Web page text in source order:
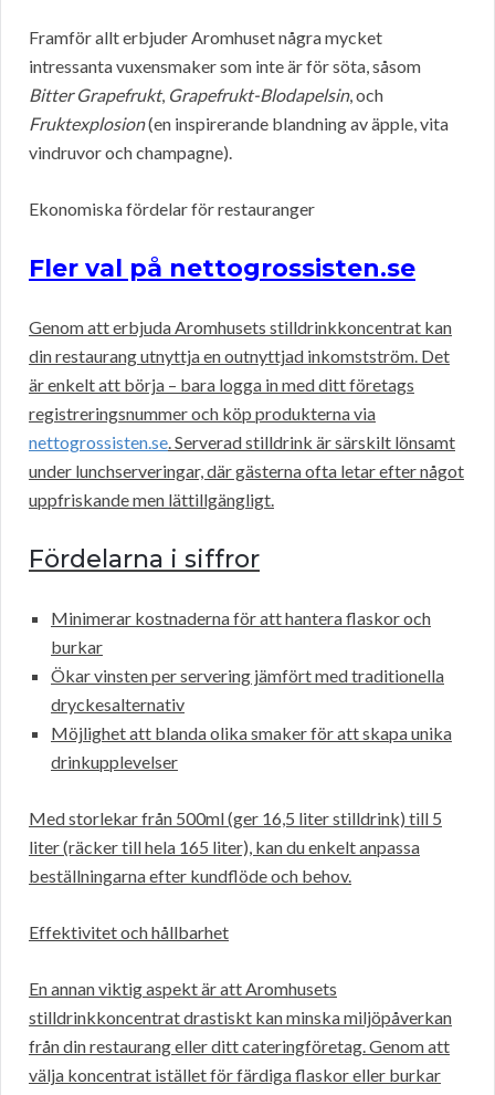
Framför allt erbjuder Aromhuset några mycket
intressanta vuxensmaker som inte är för söta, såsom
Bitter Grapefrukt, Grapefrukt-Blodapelsin, och
Fruktexplosion(en inspirerande blandning av äpple, vita
vindruvor och champagne).
Ekonomiska fördelar för restauranger
Fler val på nettogrossisten.se
Genom att erbjuda Aromhusets stilldrinkkoncentrat kan
din restaurang utnyttja en outnyttjad inkomstström. Det
är enkelt att börja – bara logga in med ditt företags
registreringsnummer och köp produkterna via
nettogrossisten.se. Serverad stilldrink är särskilt lönsamt
under lunchserveringar, där gästerna ofta letar efter något
uppfriskande men lättillgängligt.
Fördelarna i siffror
Minimerar kostnaderna för att hantera flaskor och
burkar
Ökar vinsten per servering jämfört med traditionella
dryckesalternativ
Möjlighet att blanda olika smaker för att skapa unika
drinkupplevelser
Med storlekar från 500ml (ger 16,5 liter stilldrink) till 5
liter (räcker till hela 165 liter), kan du enkelt anpassa
beställningarna efter kundflöde och behov.
Effektivitet och hållbarhet
En annan viktig aspekt är att Aromhusets
stilldrinkkoncentrat drastiskt kan minska miljöpåverkan
från din restaurang eller ditt cateringföretag. Genom att
välja koncentrat istället för färdiga flaskor eller burkar